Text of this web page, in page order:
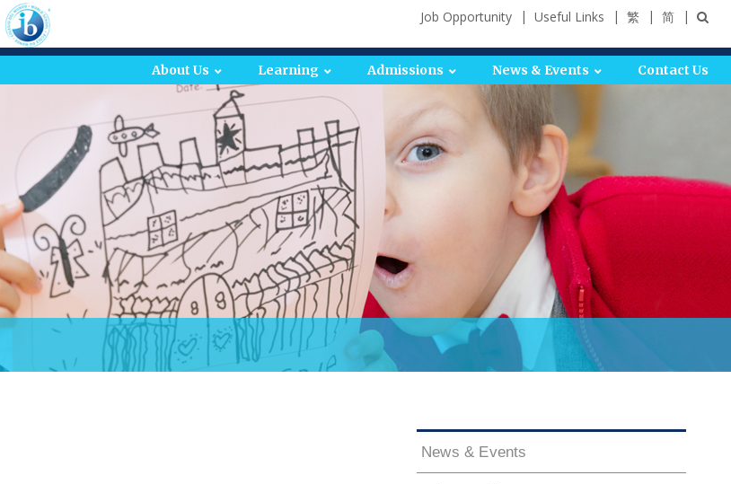
Job Opportunity Useful Links 繁 简
About Us Learning Admissions News & Events Contact Us
News & Events